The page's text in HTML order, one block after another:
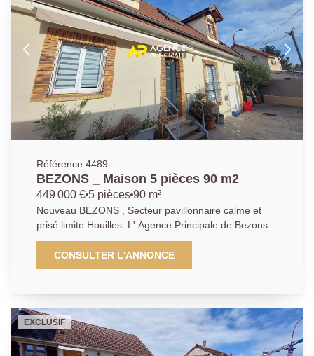
Référence 4489
BEZONS _ Maison 5 pièces 90 m2
449 000 € 5 pièces 90 m²
Nouveau BEZONS , Secteur pavillonnaire calme et
prisé limite Houilles. L' Agence Principale de Bezons
vous présente en Exclusivité cette magnifique maison
familiale 5 pièces 3 chambres offrant de très beaux
volumes et entièrement rénovée avec matériaux et
espace Séjour / salle à manger / cuisine de plus de
35m2 vous permettant de profiter des repas et
moments de détente en famille ou entre amis dans
CONSULTER L'ANNONCE
EXCLUSIF